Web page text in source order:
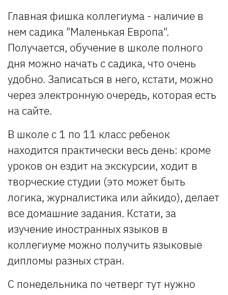
Главная фишка коллегиума - наличие в
нем садика "Маленькая Европа".
Получается, обучение в школе полного
дня можно начать с садика, что очень
удобно. Записаться в него, кстати, можно
через электронную очередь, которая есть
на сайте.
В школе с 1 по 11 класс ребенок
находится практически весь день: кроме
уроков он ездит на экскурсии, ходит в
творческие студии (это может быть
логика, журналистика или айкидо), делает
все домашние задания. Кстати, за
изучение иностранных языков в
коллегиуме можно получить языковые
дипломы разных стран.
С понедельника по четверг тут нужно